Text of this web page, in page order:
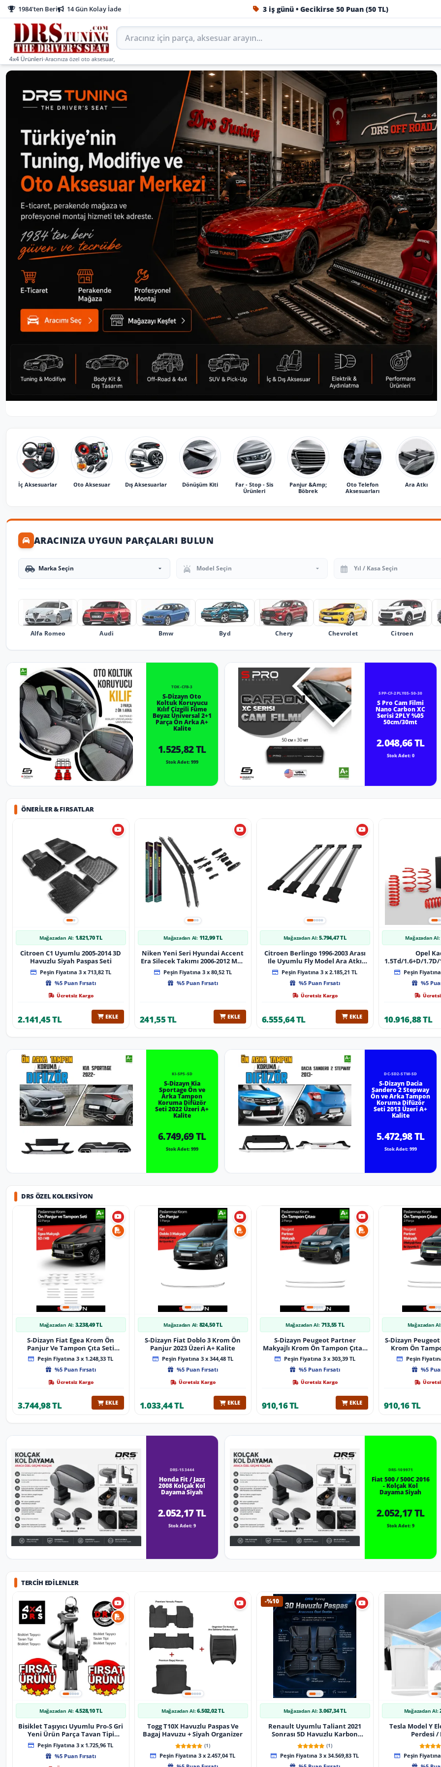
1984'ten Beri 14 Gün Kolay İade
3 iş günü • Gecikirse 50 Puan (50 TL)
1984'ten beri Türkiye’nin en büyük oto aksesuar ve tuning
Aracınız için parça arayın
•Aracınıza özel oto aksesuar, body kit, tuning, SUV, pickup ve off-road ürünlerini DRS Tuning’de marka, model ve yıla göre keşfedin.
İç Aksesuarlar Oto Aksesuar Dış Aksesuarlar Dönüşüm Kiti
Far - Stop - Sis
Ürünleri
Panjur &Amp;
Böbrek
Oto Telefon
Aksesuarları
Ara Atkı
ARACINIZA UYGUN PARÇALARI BULUN
Marka Seçin Model Seçin Yıl Seçin
Alfa Romeo Audi Bmw Byd Chery Chevrolet Citroen
TOK-CFB-3
S-Dizayn Oto
Koltuk Koruyucu
Kılıf Çizgili Füme
Beyaz Universal 2+1
Parça Ön Arka A+
Kalite
1.525,82 TL
Stok Adet: 999
SPP-CF-2PLY05-50-30
S Pro Cam Filmi
Nano Carbon XC
Serisi 2PLY %05
50cm/30mt
2.048,66 TL
Stok Adet: 0
ÖNERILER & FIRSATLAR
Mağazadan Al: 1.821,70 TL
Citroen C1 Uyumlu 2005-2014 3D
Havuzlu Siyah Paspas Seti
Peşin Fiyatına 3 x 713,82 TL
%5 Puan Fırsatı
Ücretsiz Kargo
2.141,45 TL EKLE
Mağazadan Al: 112,99 TL
Niken Yeni Seri Hyundai Accent
Era Silecek Takımı 2006-2012 Muz
Tip Silecek Aparatlı
Peşin Fiyatına 3 x 80,52 TL
%5 Puan Fırsatı
241,55 TL EKLE
Mağazadan Al: 5.794,47 TL
Citroen Berlingo 1996-2003 Arası
Ile Uyumlu Fly Model Ara Atkı
Tavan Barı Gri̇ 4 Adet Bar
Peşin Fiyatına 3 x 2.185,21 TL
%5 Puan Fırsatı
Ücretsiz Kargo
6.555,64 TL EKLE
Mağazadan Al:
Opel
1.5Td/1.6+D/1.7D/
08/1991
Peşin
%5
10.916,88 TL
KI-SP5-SD
S-Dizayn Kia
Sportage Ön ve
Arka Tampon
Koruma Difüzör
Seti 2022 Üzeri A+
Kalite
6.749,69 TL
Stok Adet: 999
DC-SD2-STW-SD
S-Dizayn Dacia
Sandero 2 Stepway
Ön ve Arka Tampon
Koruma Difüzör
Seti 2013 Üzeri A+
Kalite
5.472,98 TL
Stok Adet: 999
DRS ÖZEL KOLEKSIYON
Mağazadan Al: 3.238,49 TL
S-Dizayn Fiat Egea Krom Ön
Panjur Ve Tampon Çıta Seti
Diamond Model 22 Prç. 2020
Üzeri (Parlak Krom)
Peşin Fiyatına 3 x 1.248,33 TL
%5 Puan Fırsatı
Ücretsiz Kargo
3.744,98 TL EKLE
Mağazadan Al: 824,50 TL
S-Dizayn Fiat Doblo 3 Krom Ön
Panjur 2023 Üzeri A+ Kalite
Peşin Fiyatına 3 x 344,48 TL
%5 Puan Fırsatı
Ücretsiz Kargo
1.033,44 TL EKLE
Mağazadan Al: 713,55 TL
S-Dizayn Peugeot Partner
Makyajlı Krom Ön Tampon Çıtası
2 Prç 2023 Üzeri A+ Kalite
Peşin Fiyatına 3 x 303,39 TL
%5 Puan Fırsatı
Ücretsiz Kargo
910,16 TL EKLE
Mağazadan
S-Dizayn
Krom Ön
2024 Üzeri
Peşin
%5
910,16 TL
DRS-153444
Honda Fit / Jazz
2008 Kolçak Kol
Dayama Siyah
2.052,17 TL
Stok Adet: 9
DRS-109971
Fiat 500 / 500C 2016
- Kolçak Kol
Dayama Siyah
2.052,17 TL
Stok Adet: 9
TERCIH EDILENLER
Mağazadan Al: 4.528,10 TL
Bisiklet Taşıyıcı Uyumlu Pro-S Gri
Yeni Ürün Parça Tavan Tipi
Bisiklet Taşıyıcı
Peşin Fiyatına 3 x 1.725,96 TL
%5 Puan Fırsatı
Mağazadan Al: 6.502,02 TL
Togg T10X Havuzlu Paspas Ve
Bagaj Havuzu + Siyah Organizer
(1)
Peşin Fiyatına 3 x 2.457,04 TL
-%10
Mağazadan Al: 3.067,34 TL
Renault Uyumlu Taliant 2021
Sonrası 5D Havuzlu Karbon
Dizayn Paspas Seti
(1)
Peşin Fiyatına 3 x 34.569,83 TL
Mağazadan Al:
Tesla Model Y
Perdesi /
Peşin